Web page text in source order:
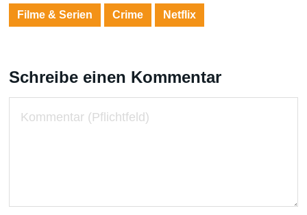
Filme & Serien Crime Netflix
Schreibe einen Kommentar